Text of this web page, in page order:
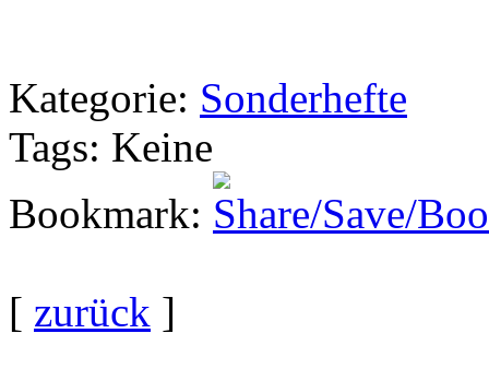
Kategorie: Sonderhefte
Tags: Keine
Bookmark:
[ zurück ]